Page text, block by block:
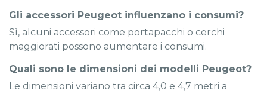
Gli accessori Peugeot influenzano i consumi?
Sì, alcuni accessori come portapacchi o cerchi
maggiorati possono aumentare i consumi.
Quali sono le dimensioni dei modelli Peugeot?
Le dimensioni variano tra circa 4,0 e 4,7 metri a